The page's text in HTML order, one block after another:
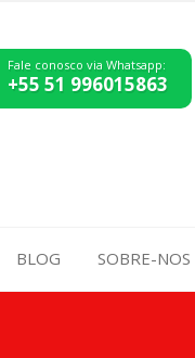
Fale conosco via Whatsapp:
+55 51 996015863
BLOG SOBRE-NOS